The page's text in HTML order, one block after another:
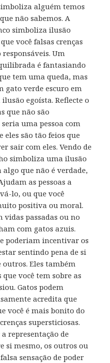
alguém temos
não sabemos. A
simboliza ilusão
você falsas crenças
Um
é fantasiando
tem uma queda, mas
gato verde escuro em
egoísta. Reflecte o
que não são
uma pessoa com
são tão feios que
sair com eles. Vendo de
simboliza uma ilusão
que não é verdade,
as pessoas a
lo, ou que você
positiva ou moral.
vidas passadas ou no
com gatos azuis.
poderiam incentivar os
sentindo pena de si
Eles também
você tem sobre as
Gatos podem
acredita que
você é mais bonito do
supersticiosas.
representação de
si mesmo, os outros ou
sensação de poder